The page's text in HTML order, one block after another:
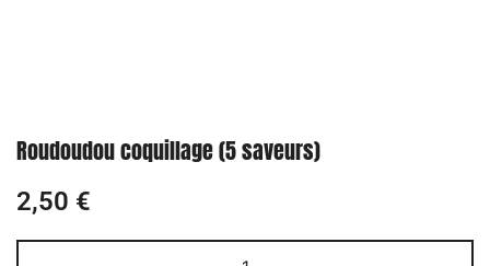
Roudoudou coquillage (5 saveurs)
2,50 €